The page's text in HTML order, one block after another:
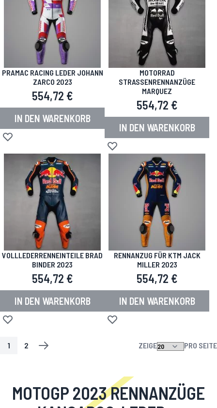
PRAMAC RACING LEDER JOHANN
ZARCO 2023
554,72 €
IN DEN WARENKORB
Zur Wunschliste hinzufügen
MOTORRAD
STRASSENRENNANZÜGE M
ARQUEZ
554,72 €
IN DEN WARENKORB
Zur Wunschliste hinzufügen
VOLLLEDERRENNEINTEILE BRAD
BINDER 2023
554,72 €
IN DEN WARENKORB
Zur Wunschliste hinzufügen
RENNANZUG FÜR KTM JACK
MILLER 2023
554,72 €
IN DEN WARENKORB
Zur Wunschliste hinzufügen
SEITESIE LESEN GERADE DIE SEITE
1
SEITE
2
SEITE
WEITER
ZEIGE PRO SEITE
MOTOGP 2023 RENNANZÜGE